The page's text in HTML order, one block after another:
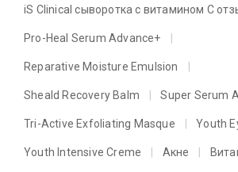
iS Clinical сыворотка с витамином C
Pro-Heal Serum Advance+
Reparative Moisture Emulsion
Sheald Recovery Balm Super Serum
Tri-Active Exfoliating Masque Youth
Youth Intensive Creme Акне